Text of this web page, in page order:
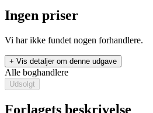
Ingen priser
Vi har ikke fundet nogen forhandlere.
+ Vis detaljer om denne udgave
Alle boghandlere
Udsolgt
Forlagets beskrivelse